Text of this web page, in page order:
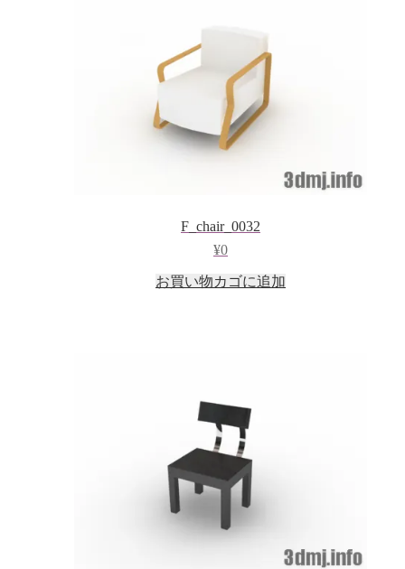
F_chair_0032
¥0
お買い物カゴに追加